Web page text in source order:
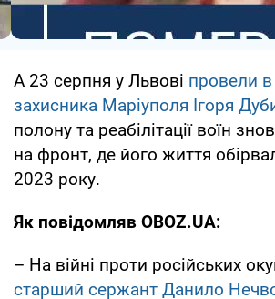
А 23 серпня у Львові провели
захисника Маріуполя Ігоря
полону та реабілітації воїн
на фронт, де його життя
2023 року.
Як повідомляв OBOZ.UA:
– На війні проти російських
старший сержант Данило